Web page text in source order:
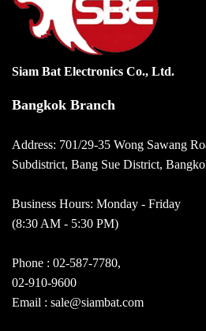
Siam Bat Electronics Co., Ltd.
Bangkok Branch
Address: 701/29-35 Wong Sawang
Subdistrict, Bang Sue District,
Business Hours: Monday - Friday
(8:30 AM - 5:30 PM)
Phone : 02-587-7780,
02-910-9600
Email : sale@siambat.com